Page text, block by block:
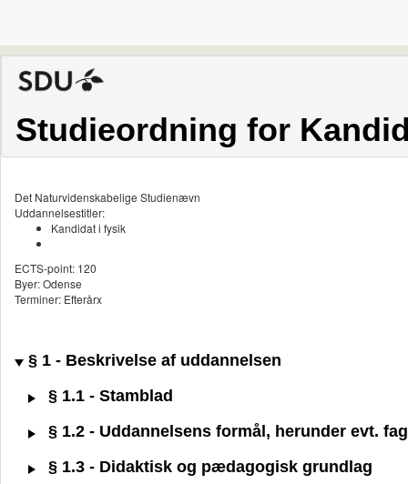
Studieordning for
Det Naturvidenskabelige Studienævn
Uddannelsestitler:
Kandidat i fysik
ECTS-point: 120
Byer: Odense
Terminer: Efterårx
§ 1 - Beskrivelse af uddannelsen
§ 1.1 - Stamblad
§ 1.2 - Uddannelsens formål, herunder evt.
§ 1.3 - Didaktisk og pædagogisk grundlag